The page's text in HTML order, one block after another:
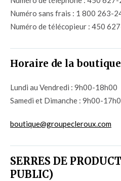
Numéro sans frais : 1 800 263-
Numéro de télécopieur : 450
Horaire de la
Lundi au Vendredi : 9h00-18h00
Samedi et Dimanche :
boutique@groupecleroux.com
SERRES DE
PUBLIC)